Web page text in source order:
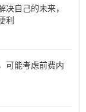
自己的未来，
利
可能考虑前费内